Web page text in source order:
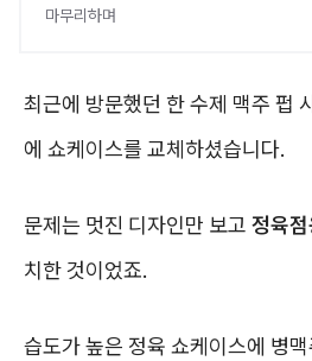
마무리하며
최근에 방문했던 한 수제 맥주 펍
에 쇼케이스를 교체하셨습니다.
문제는 멋진 디자인만 보고 정육
치한 것이었죠.
습도가 높은 정육 쇼케이스에 병